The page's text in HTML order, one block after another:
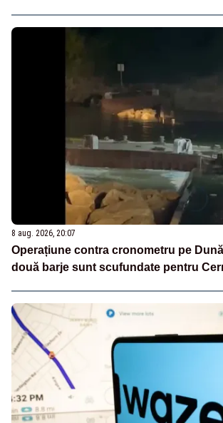
8 aug. 2026, 20:07
Operațiune contra cronometru pe
două barje sunt scufundate pentru